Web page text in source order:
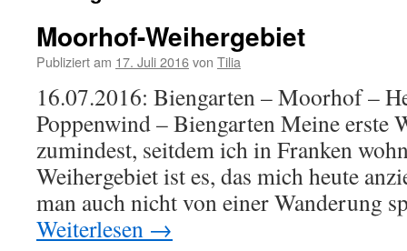
Moorhof-Weihergebiet
Publiziert am 17. Juli 2016von Tilia
16.07.2016: Biengarten – Moorhof –
Poppenwind – Biengarten Meine erste
zumindest, seitdem ich in Franken
Weihergebiet ist es, das mich heute
man auch nicht von einer Wanderung
Weiterlesen →